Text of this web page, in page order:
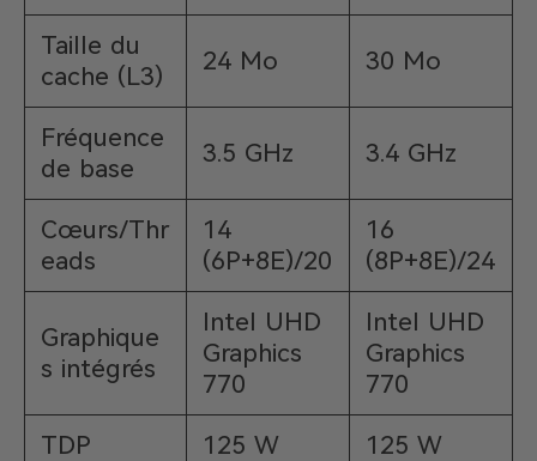
Taille du
cache (L3)
24 Mo 30 Mo
Fréquence
de base
3.5 GHz 3.4 GHz
Cœurs/Thr
eads
14
(6P+8E)/20
16
(8P+8E)/24
Graphique
s intégrés
Intel UHD
Graphics
770
Intel UHD
Graphics
770
TDP 125 W 125 W